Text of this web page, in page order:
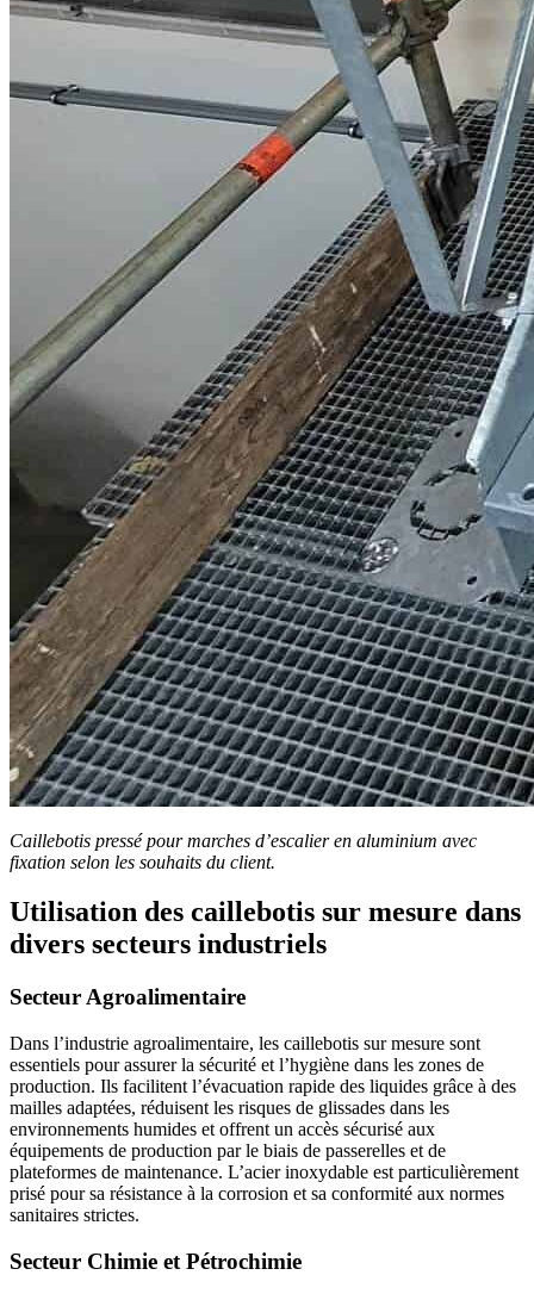
Caillebotis pressé pour marches d’escalier en aluminium avec
fixation selon les souhaits du client.
Utilisation des caillebotis sur mesure dans
divers secteurs industriels
Secteur Agroalimentaire
Dans l’industrie agroalimentaire, les caillebotis sur mesure sont
essentiels pour assurer la sécurité et l’hygiène dans les zones de
production. Ils facilitent l’évacuation rapide des liquides grâce à des
mailles adaptées, réduisent les risques de glissades dans les
environnements humides et offrent un accès sécurisé aux
équipements de production par le biais de passerelles et de
plateformes de maintenance. L’acier inoxydable est particulièrement
prisé pour sa résistance à la corrosion et sa conformité aux normes
sanitaires strictes.
Secteur Chimie et Pétrochimie